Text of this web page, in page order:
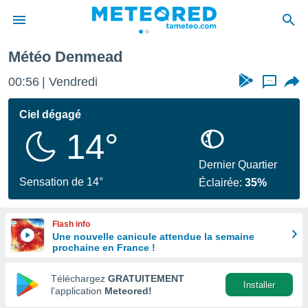
de
en
Météo Denmead
00:56 Vendredi ...
Ciel dégagé
14°
Sensation de 14°
Dernier Quartier
Éclairée:35%
Flash info
Une nouvelle canicule attendue la semaine
prochaine en France !
Téléchargez GRATUITEMENT
l’application Meteored!
Installer